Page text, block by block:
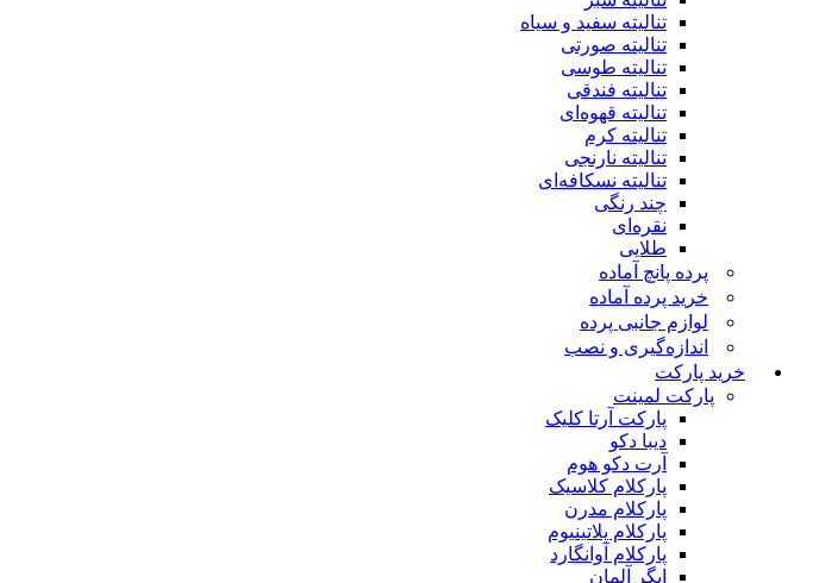
تنالیته سفید و سیاه
تنالیته صورتی
تنالیته طوسی
تنالیته فندقی
تنالیته قهوه‌ای
تنالیته کرم
تنالیته نارنجی
تنالیته نسکافه‌ای
چند رنگی
نقره‌ای
طلایی
پرده پانچ آماده
خرید پرده آماده
لوازم جانبی پرده
اندازه‌گیری و نصب
خرید پارکت
پارکت لمینت
پارکت آرتا کلیک
دیبا دکو
آرت دکو هوم
پارکلام کلاسیک
پارکلام مدرن
پارکلام پلاتینیوم
پارکلام آوانگارد
ایگر آلمان